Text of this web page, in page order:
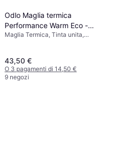
Odlo Maglia termica
Performance Warm Eco -
Nero
Maglia Termica, Tinta unita,
Poliammide, Poliestere,
Traspirante, Elastico, Durevole
43,50 €
O 3 pagamenti di 14,50 €
9 negozi